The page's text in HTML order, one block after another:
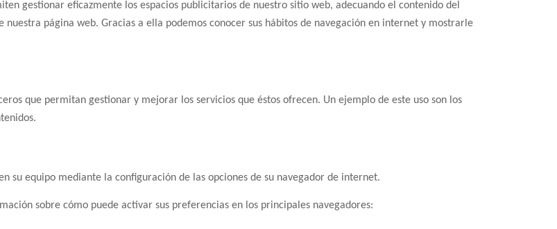
gestionar eficazmente los espacios publicitarios de nuestro sitio web, adecuando el contenido del
página web. Gracias a ella podemos conocer sus hábitos de navegación en internet y mostrarle
que permitan gestionar y mejorar los servicios que éstos ofrecen. Un ejemplo de este uso son los
su equipo mediante la configuración de las opciones de su navegador de internet.
sobre cómo puede activar sus preferencias en los principales navegadores: